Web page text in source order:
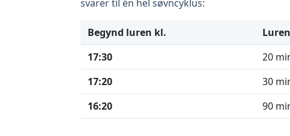
svarer til én hel søvncyklus:
Begynd luren kl.
17:30
20
17:20
30
16:20
90